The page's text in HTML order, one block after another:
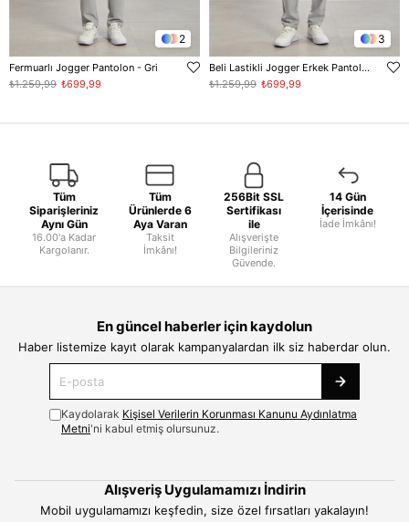
2
Fermuarlı Jogger Pantolon - Gri
₺699,99
₺1.259,99
3
Beli Lastikli Jogger Erkek Pantolon - Gri
₺699,99
₺1.259,99
Tüm
Siparişleriniz
Aynı Gün
16.00'a Kadar
Kargolanır.
Tüm
Ürünlerde 6
Aya Varan
Taksit
İmkânı!
256Bit SSL
Sertifikası
ile
Alışverişte
Bilgileriniz
Güvende.
14 Gün
İçerisinde
İade İmkânı!
En güncel haberler için kaydolun
Haber listemize kayıt olarak kampanyalardan ilk siz haberdar olun.
Kaydolarak Kişisel Verilerin Korunması Kanunu Aydınlatma
Metni'ni kabul etmiş olursunuz.
Alışveriş Uygulamamızı İndirin
Mobil uygulamamızı keşfedin, size özel fırsatları yakalayın!